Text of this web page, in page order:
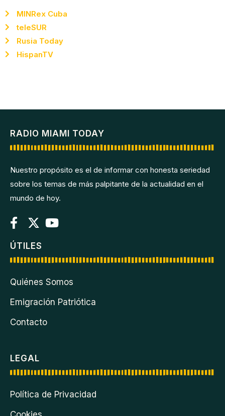
MINRex Cuba
teleSUR
Rusia Today
HispanTV
RADIO MIAMI TODAY
Nuestro propósito es el de informar con honesta seriedad
sobre los temas de más palpitante de la actualidad en el
mundo de hoy.
ÚTILES
Quiénes Somos
Emigración Patriótica
Contacto
LEGAL
Política de Privacidad